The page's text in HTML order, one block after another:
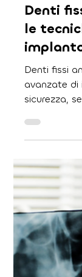
26 mar 2025
Denti
Oggi,
ottenere